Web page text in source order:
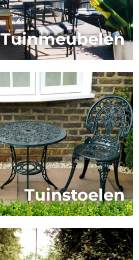
Tuinmeubelen
Tuinstoelen